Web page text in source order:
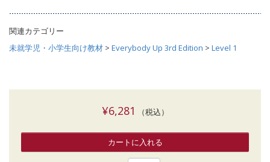
関連カテゴリー
未就学児・小学生向け教材 > Everybody Up 3rd Edition > Level 1
¥6,281 （税込）
カートに入れる